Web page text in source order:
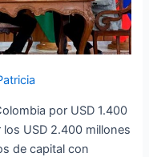
por USD 1.400
USD 2.400 millones
de capital con